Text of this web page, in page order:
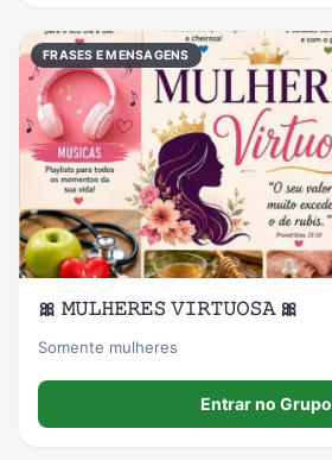
FRASES E MENSAGENS
🎀 𝙼𝚄𝙻𝙷𝙴𝚁𝙴𝚂 𝚅𝙸𝚁𝚃𝚄𝙾𝚂𝙰 🎀
Somente mulheres
Entrar no Grupo